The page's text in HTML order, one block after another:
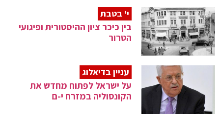
י' בטבת
בין כיכר ציון ההיסטורית ופיגועי
הטרור
עניין בדיאלוג
על ישראל לפתוח מחדש את
הקונסוליה במזרח י-ם